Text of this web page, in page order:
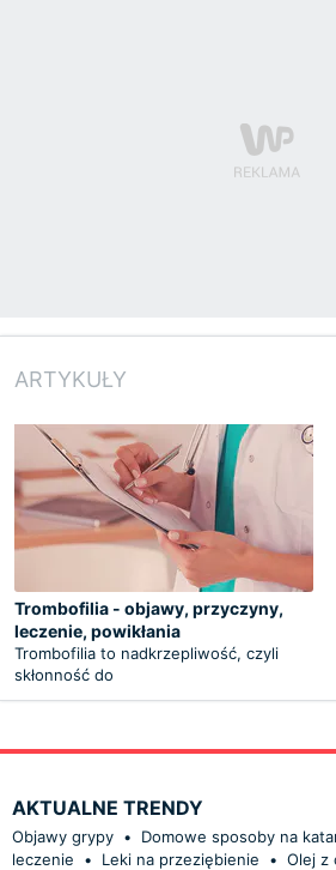
ARTYKUŁY
Trombofilia - objawy, przyczyny,
leczenie, powikłania
Trombofilia to nadkrzepliwość, czyli
skłonność do
AKTUALNE TRENDY
Objawy grypy • Domowe sposoby na
leczenie
• Leki na przeziębienie • Olej z